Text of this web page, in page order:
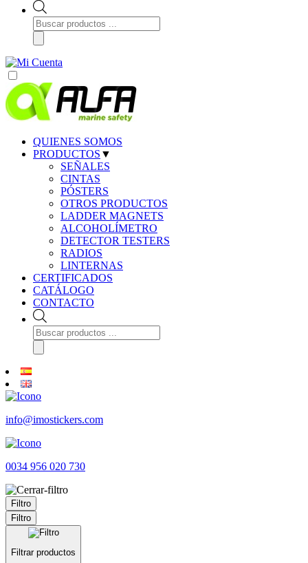
Búsqueda
de
productos
QUIENES SOMOS
PRODUCTOS ▼
SEÑALES
CINTAS
PÓSTERS
OTROS PRODUCTOS
LADDER MAGNETS
ALCOHOLÍMETRO
DETECTOR TESTERS
RADIOS
LINTERNAS
CERTIFICADOS
CATÁLOGO
CONTACTO
Búsqueda
de
productos
info@imostickers.com
0034 956 020 730
Filtro
Filtro
Filtrar productos